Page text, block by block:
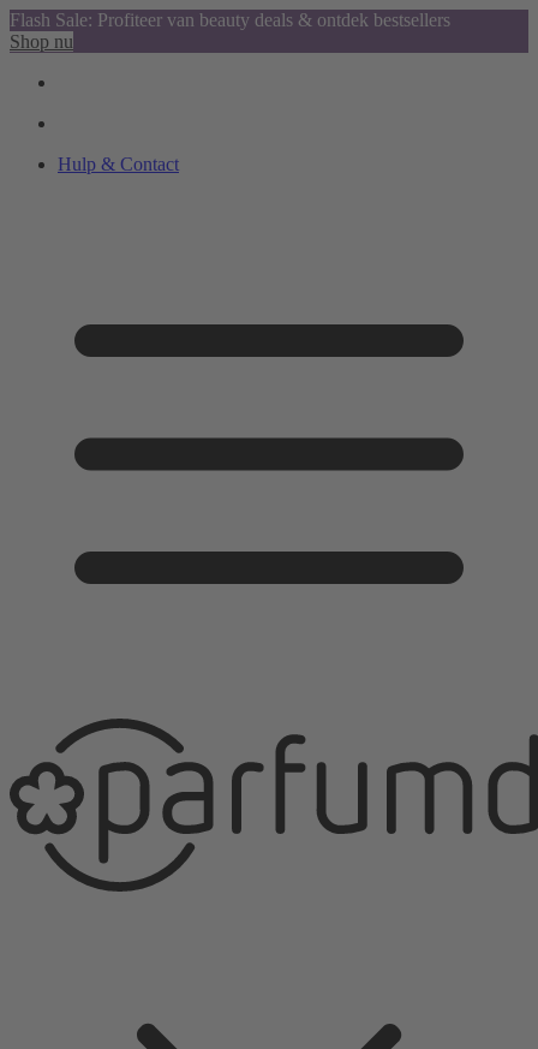
Flash Sale: Profiteer van beauty deals & ontdek bestsellers
Shop nu
Hulp & Contact